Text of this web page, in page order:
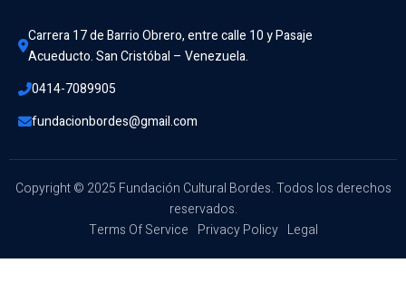
Carrera 17 de Barrio Obrero, entre calle 10 y Pasaje
Acueducto. San Cristóbal – Venezuela.
0414-7089905
fundacionbordes@gmail.com
Copyright © 2025 Fundación Cultural Bordes. Todos los derechos
reservados.
Terms Of Service Privacy Policy Legal